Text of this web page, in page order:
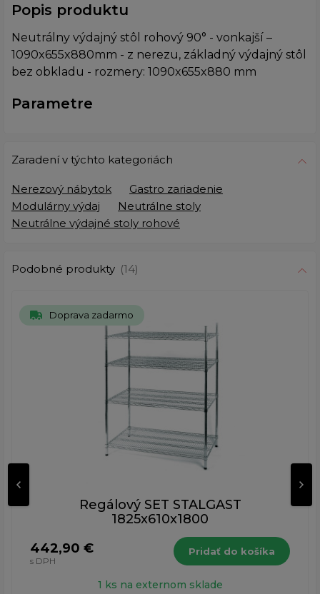
Popis produktu
Neutrálny výdajný stôl rohový 90° - vonkajší –
1090x655x880mm - z nerezu, základný výdajný stôl
bez obkladu - rozmery: 1090x655x880 mm
Parametre
Zaradení v týchto kategoriách
Nerezový nábytok
Gastro zariadenie
Modulárny výdaj
Neutrálne stoly
Neutrálne výdajné stoly rohové
Podobné produkty (14)
Doprava zadarmo
Regálový SET STALGAST
1825x610x1800
442,90 €
s DPH
Pridať do košíka
1 ks na externom sklade